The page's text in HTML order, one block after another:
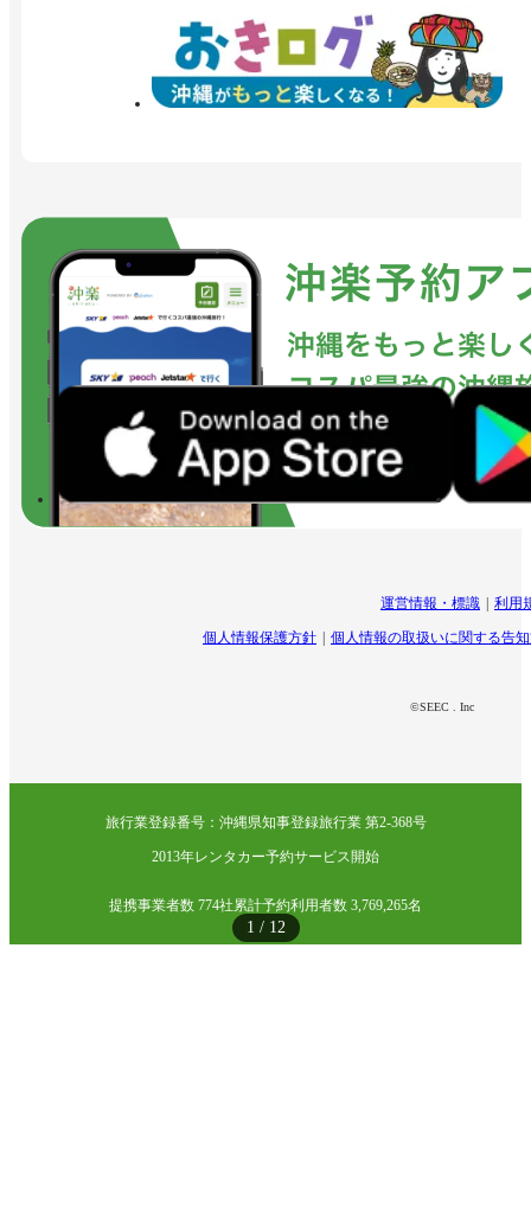
1 / 12
運営情報・標識 利用
個人情報保護方針 個人情報の取扱いに関する告
©SEEC . Inc
旅行業登録番号：沖縄県知事登録旅行業 第2-368号
2013年レンタカー予約サービス開始
提携事業者数 774社累計予約利用者数 3,769,265名